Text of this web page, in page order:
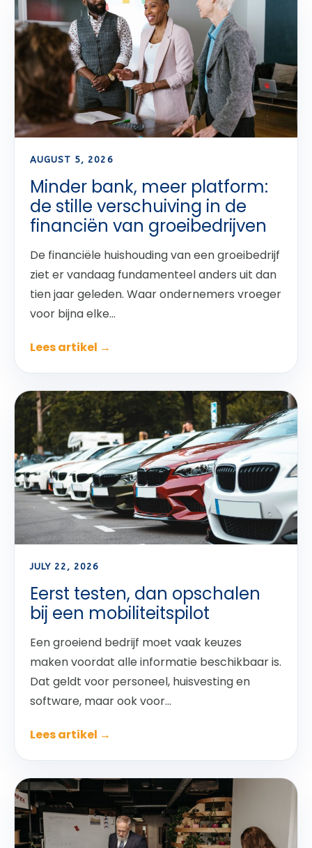
AUGUST 5, 2026
Minder bank, meer platform:
de stille verschuiving in de
financiën van groeibedrijven
De financiële huishouding van een groeibedrijf
ziet er vandaag fundamenteel anders uit dan
tien jaar geleden. Waar ondernemers vroeger
voor bijna elke...
Lees artikel →
JULY 22, 2026
Eerst testen, dan opschalen
bij een mobiliteitspilot
Een groeiend bedrijf moet vaak keuzes
maken voordat alle informatie beschikbaar is.
Dat geldt voor personeel, huisvesting en
software, maar ook voor...
Lees artikel →